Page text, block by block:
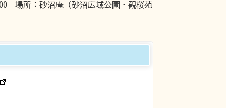
場所：砂沼庵（砂沼広域公園・観桜苑